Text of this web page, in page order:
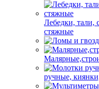
Лебедки, тали,
стяжные
ручные,